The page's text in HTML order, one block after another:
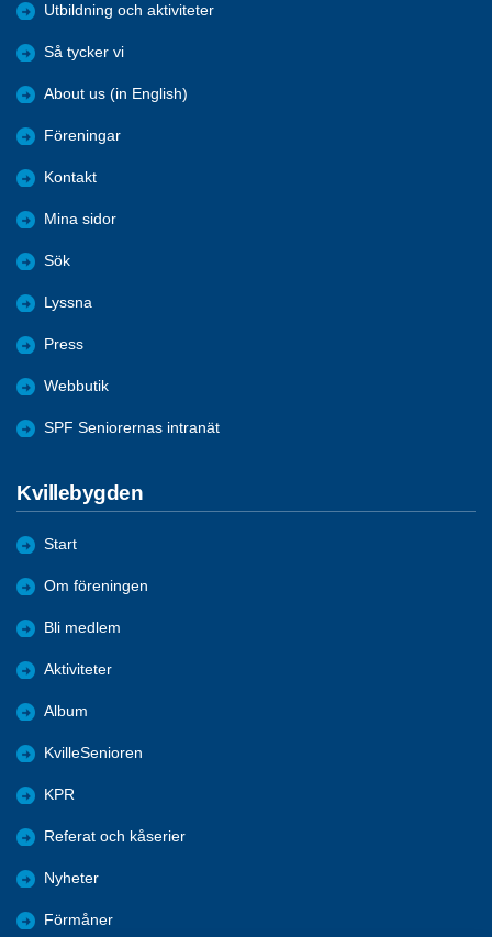
Utbildning och aktiviteter
Så tycker vi
About us (in English)
Föreningar
Kontakt
Mina sidor
Sök
Lyssna
Press
Webbutik
SPF Seniorernas intranät
Kvillebygden
Start
Om föreningen
Bli medlem
Aktiviteter
Album
KvilleSenioren
KPR
Referat och kåserier
Nyheter
Förmåner